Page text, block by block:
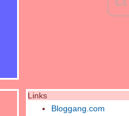
Links
Bloggang.com